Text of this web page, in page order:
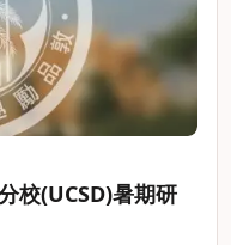
校(UCSD)暑期研